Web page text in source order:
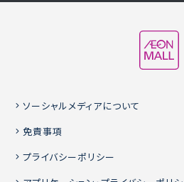
ソーシャルメディアについて
免責事項
プライバシーポリシー